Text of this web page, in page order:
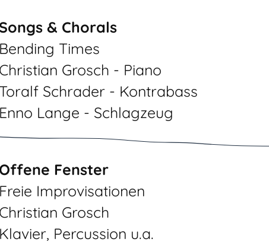
Songs & Chorals
Bending Times
Christian Grosch - Piano
Toralf Schrader - Kontrabass
Enno Lange - Schlagzeug
Offene Fenster
Freie Improvisationen
Christian Grosch
Klavier, Percussion u.a.